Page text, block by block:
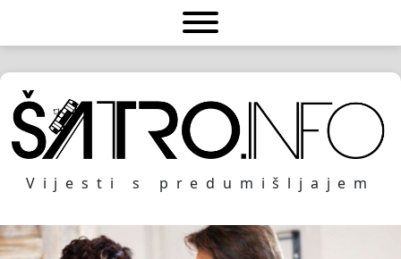
Vijesti s predumišljajem